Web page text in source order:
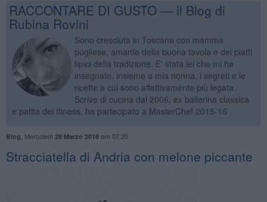
RACCONTARE DI GUSTO — il Blog di
Rubina Rovini
Sono cresciuta in Toscana con mamma
pugliese, amante della buona tavola e dei piatti
tipici della tradizione. E' stata lei che mi ha
insegnato, insieme a mia nonna, i segreti e le
ricette a cui sono affettivamente più legata.
Scrive di cucina dal 2006, ex ballerina classica
e patita del fitness, ha partecipato a MasterChef 2015-16
Blog Mercoledì 28 Marzo 2018ore 07:20
Stracciatella di Andria con melone piccante